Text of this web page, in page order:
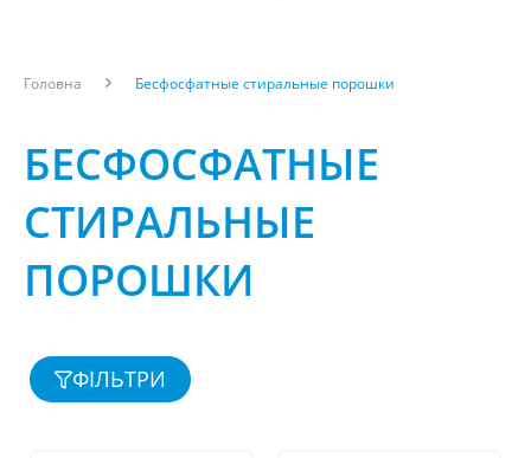
Головна Бесфосфатные стиральные порошки
БЕСФОСФАТНЫЕ
СТИРАЛЬНЫЕ
ПОРОШКИ
ФІЛЬТРИ